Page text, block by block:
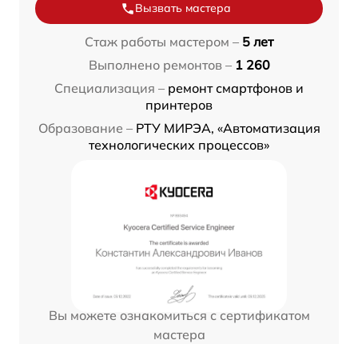
Вызвать мастера
Стаж работы мастером – 5 лет
Выполнено ремонтов – 1 260
Специализация – ремонт смартфонов и
принтеров
Образование – РТУ МИРЭА, «Автоматизация
технологических процессов»
Вы можете ознакомиться с сертификатом
мастера